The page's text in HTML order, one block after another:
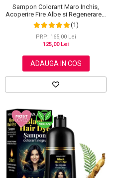
Sampon Colorant Maro Inchis,
Acoperire Fire Albe si Regenerare 3
in 1, #5 Dark Coffee, 500 ml
(1)
PRP: 165,00 Lei
125,00 Lei
ADAUGA IN COS